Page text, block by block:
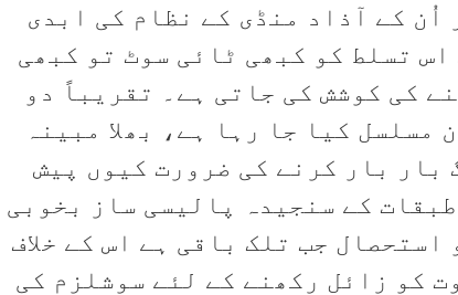
اُن کے آذاد منڈی کے نظام کی ابدی
تسلط کو کبھی ٹائی سوٹ تو کبھی
کی کوشش کی جاتی ہے۔ تقریباً دو
مسلسل کیا جا رہا ہے، بھلا مبینہ
بار بار کرنے کی ضرورت کیوں پیش
کے سنجیدہ پالیسی ساز بخوبی
جب تلک باقی ہے اس کے خلاف
کو زائل رکھنے کے لئے سوشلزم کی